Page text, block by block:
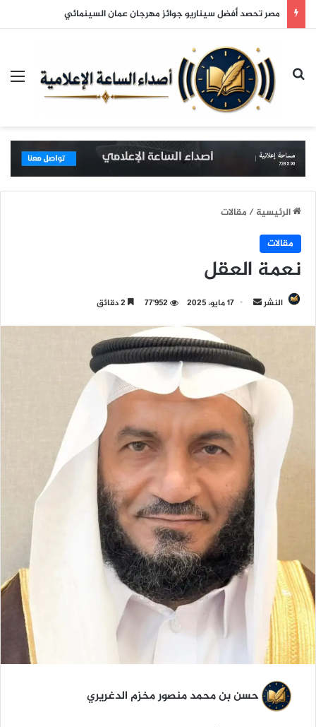
مصر تحصد أفضل سيناريو جوائز مهرجان عمان السينمائي
بحث عن
الرئيسية/مقالات
مقالات
نعمة العقل
النشر
ل
ب
ر
د
ا
إ
ل
ك
ت
ر
و
ن
17 مايو، 2025 77٬952
حسن بن محمد منصور مخزم الدغريري